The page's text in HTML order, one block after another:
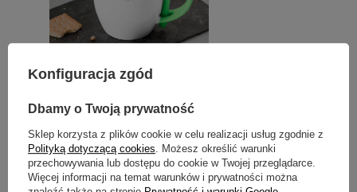
jasnozielone wnętrze, uszko i łyżeczka
39,00 zł / szt.
Konfiguracja zgód
Dbamy o Twoją prywatność
Sklep korzysta z plików cookie w celu realizacji usług zgodnie z
Polityką dotyczącą cookies . Możesz określić warunki
przechowywania lub dostępu do cookie w Twojej przeglądarce.
Więcej informacji na temat warunków i prywatności można